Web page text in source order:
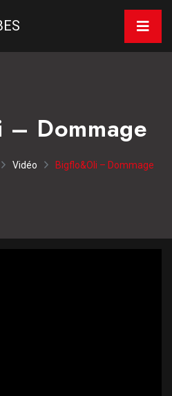
Dommage
Vidéo Bigflo&Oli – Dommage